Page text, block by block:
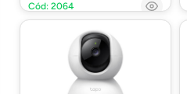
Cód: 2064